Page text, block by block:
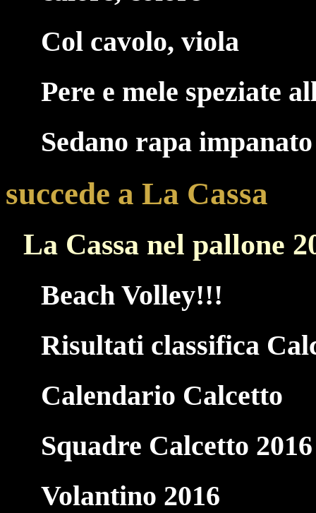
Col cavolo, viola
Pere e mele speziate
Sedano rapa impanato
succede a La Cassa
La Cassa nel pallone
Beach Volley!!!
Risultati classifica
Calendario Calcetto
Squadre Calcetto 2016
Volantino 2016